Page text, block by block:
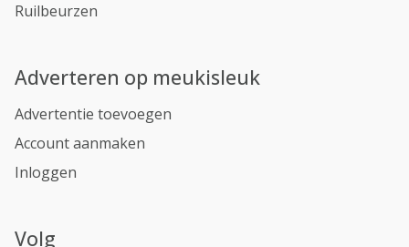
Ruilbeurzen
Adverteren op meukisleuk
Advertentie toevoegen
Account aanmaken
Inloggen
Volg